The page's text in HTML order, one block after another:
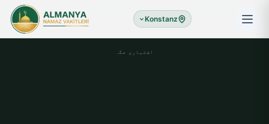
Konstanz
اشتہاری جگہ